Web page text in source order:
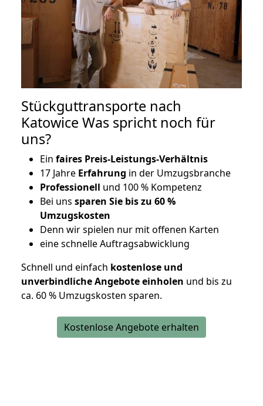
Stückguttransporte nach
Katowice Was spricht noch für
uns?
Ein faires Preis-Leistungs-Verhältnis
17 Jahre Erfahrung in der Umzugsbranche
Professionell und 100 % Kompetenz
Bei uns sparen Sie bis zu 60 %
Umzugskosten
Denn wir spielen nur mit offenen Karten
eine schnelle Auftragsabwicklung
Schnell und einfach kostenlose und
unverbindliche Angebote einholen und bis zu
ca. 60 % Umzugskosten sparen.
Kostenlose Angebote erhalten